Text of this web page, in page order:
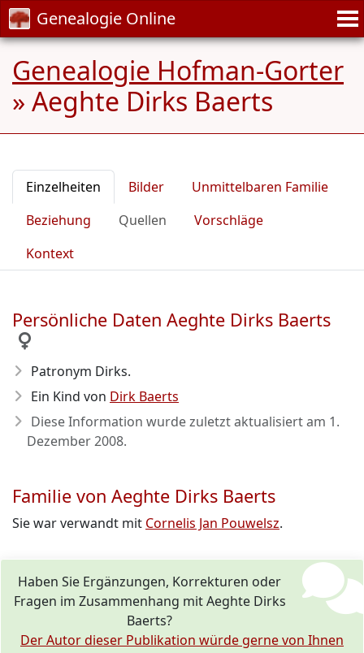
Genealogie Online
Genealogie Hofman-Gorter
» Aeghte Dirks Baerts
Einzelheiten Bilder
Unmittelbaren Familie
Beziehung
Quellen
Vorschläge
Kontext
Persönliche Daten Aeghte Dirks Baerts
Patronym Dirks.
Ein Kind von Dirk Baerts
Diese Information wurde zuletzt aktualisiert am 1.
Dezember 2008.
Familie von Aeghte Dirks Baerts
Sie war verwandt mit Cornelis Jan Pouwelsz.
Haben Sie Ergänzungen, Korrekturen oder
Fragen im Zusammenhang mit Aeghte Dirks
Baerts?
Der Autor dieser Publikation würde gerne von Ihnen